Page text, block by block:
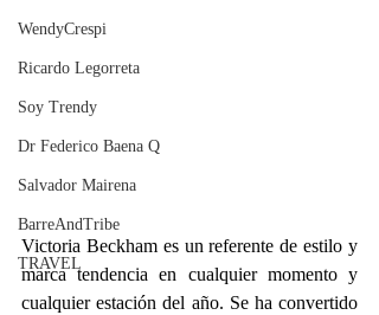
WendyCrespi
Ricardo Legorreta
Soy Trendy
Dr Federico Baena Q
Salvador Mairena
BarreAndTribe
TRAVEL
Victoria Beckham es un referente de estilo y
marca tendencia en cualquier momento y
cualquier estación del año. Se ha convertido